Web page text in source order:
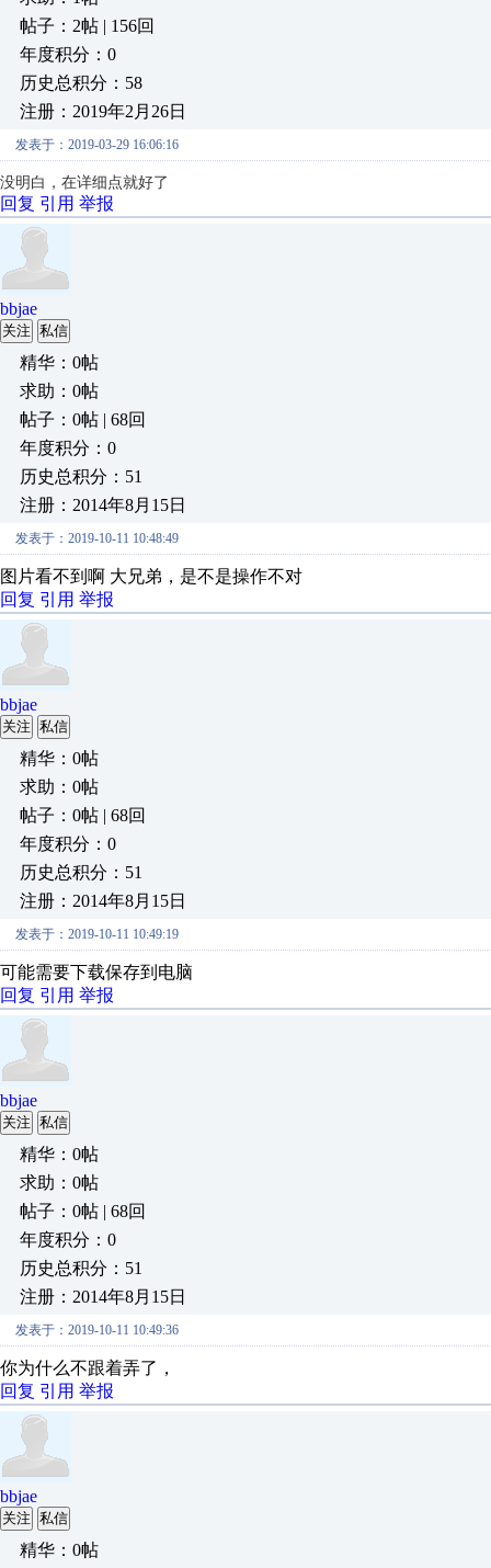
帖子：2帖 | 156回
年度积分：0
历史总积分：58
注册：2019年2月26日
发表于：2019-03-29 16:06:16
没明白，在详细点就好了
回复 引用 举报
bbjae
关注 私信
精华：0帖
求助：0帖
帖子：0帖 | 68回
年度积分：0
历史总积分：51
注册：2014年8月15日
发表于：2019-10-11 10:48:49
图片看不到啊 大兄弟，是不是操作不对
回复 引用 举报
bbjae
关注 私信
精华：0帖
求助：0帖
帖子：0帖 | 68回
年度积分：0
历史总积分：51
注册：2014年8月15日
发表于：2019-10-11 10:49:19
可能需要下载保存到电脑
回复 引用 举报
bbjae
关注 私信
精华：0帖
求助：0帖
帖子：0帖 | 68回
年度积分：0
历史总积分：51
注册：2014年8月15日
发表于：2019-10-11 10:49:36
你为什么不跟着弄了，
回复 引用 举报
bbjae
关注 私信
精华：0帖